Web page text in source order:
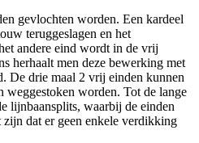
gevlochten worden. Een kardeel
teruggeslagen en het
andere eind wordt in de vrij
herhaalt men deze bewerking met
De drie maal 2 vrij einden kunnen
weggestoken worden. Tot de lange
lijnbaansplits, waarbij de einden
dat er geen enkele verdikking